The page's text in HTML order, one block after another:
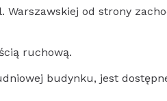
od strony
ruchową.
budynku, jest